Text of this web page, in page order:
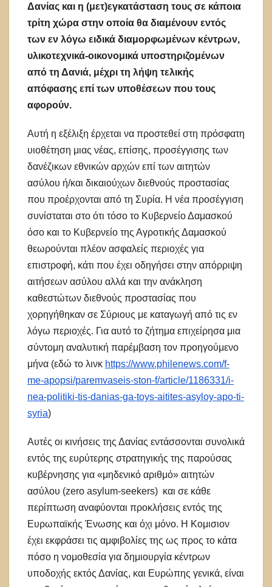
Δανίας και η (μετ)εγκατάσταση τους σε κάποια
τρίτη χώρα στην οποία θα διαμένουν εντός
των εν λόγω ειδικά διαμορφωμένων κέντρων,
υλικοτεχνικά-οικονομικά υποστηριζομένων
από τη Δανιά, μέχρι τη λήψη τελικής
απόφασης επί των υποθέσεων που τους
αφορούν.
Αυτή η εξέλιξη έρχεται να προστεθεί στη πρόσφατη
υιοθέτηση μιας νέας, επίσης, προσέγγισης των
δανέζικων εθνικών αρχών επί των αιτητών
ασύλου ή/και δικαιούχων διεθνούς προστασίας
που προέρχονται από τη Συρία. Η νέα προσέγγιση
συνίσταται στο ότι τόσο το Κυβερνείο Δαμασκού
όσο και το Κυβερνείο της Αγροτικής Δαμασκού
θεωρούνται πλέον ασφαλείς περιοχές για
επιστροφή, κάτι που έχει οδηγήσει στην απόρριψη
αιτήσεων ασύλου αλλά και την ανάκληση
καθεστώτων διεθνούς προστασίας που
χορηγήθηκαν σε Σύριους με καταγωγή από τις εν
λόγω περιοχές. Για αυτό το ζήτημα επιχείρησα μια
σύντομη αναλυτική παρέμβαση τον προηγούμενο
μήνα (εδώ το λινκ https://www.philenews.com/f-
me-apopsi/paremvaseis-ston-f/article/1186331/i-
nea-politiki-tis-danias-ga-toys-aitites-asyloy-apo-ti-
syria)
Αυτές οι κινήσεις της Δανίας εντάσσονται συνολικά
εντός της ευρύτερης στρατηγικής της παρούσας
κυβέρνησης για «μηδενικό αριθμό» αιτητών
ασύλου (zero asylum-seekers) και σε κάθε
περίπτωση αναφύονται προκλήσεις εντός της
Ευρωπαϊκής Ένωσης και όχι μόνο. Η Κομισιον
έχει εκφράσει τις αμφιβολίες της ως προς το κάτα
πόσο η νομοθεσία για δημιουργία κέντρων
υποδοχής εκτός Δανίας, και Ευρώπης γενικά, είναι